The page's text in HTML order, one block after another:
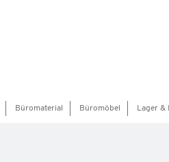
Büromaterial Büromöbel Lager &